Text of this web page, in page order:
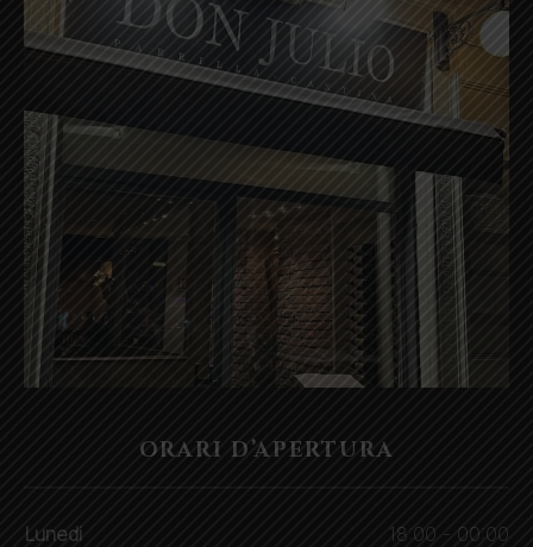
ORARI D’APERTURA
Lunedi
18:00 - 00:00